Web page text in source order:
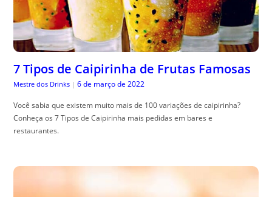
7 Tipos de Caipirinha de Frutas Famosas
Mestre dos Drinks | 6 de março de 2022
Você sabia que existem muito mais de 100 variações de caipirinha?
Conheça os 7 Tipos de Caipirinha mais pedidas em bares e
restaurantes.